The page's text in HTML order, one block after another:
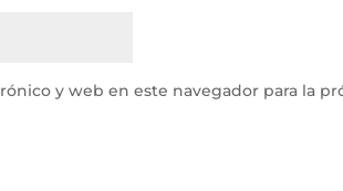
y web en este navegador para la